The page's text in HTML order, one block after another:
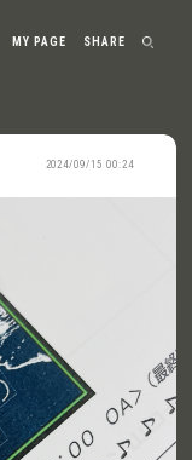
MY PAGE SHARE
2024/09/15 00:24